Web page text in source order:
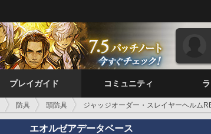
プレイガイド コミュニティ
防具 頭防具 ジャッジオーダー・スレイヤーヘルム
エオルゼアデータベース